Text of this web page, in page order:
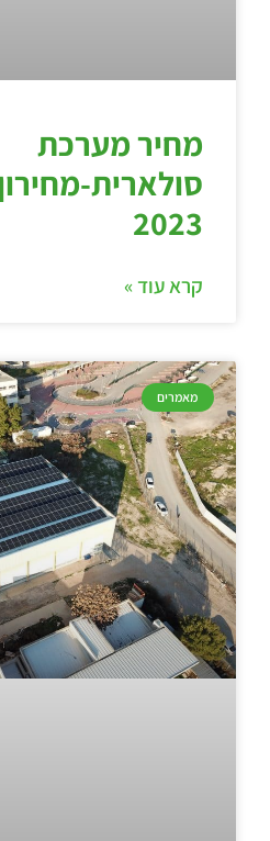
מחיר מערכת
סולארית-
2023
קרא עוד »
מאמרים